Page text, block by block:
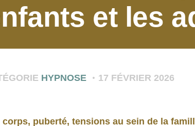
et les
CONTACT
HYPNOSE 17 FÉVRIER 2026
puberté, tensions au sein de la